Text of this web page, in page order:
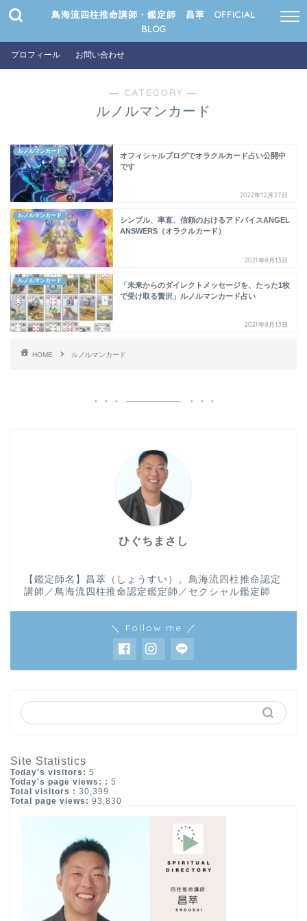
鳥海流四柱推命講師・鑑定師 昌萃 OFFICIAL
BLOG
プロフィール お問い合わせ
― CATEGORY ―
ルノルマンカード
ルノルマンカード
オフィシャルブログでオラクルカード占い公開中
です
2022年12月27日
ルノルマンカード
シンプル、率直、信頼のおけるアドバイスANGEL
ANSWERS（オラクルカード）
2021年8月13日
ルノルマンカード
「未来からのダイレクトメッセージを、たった1枚
で受け取る贅沢」ルノルマンカード占い
2021年8月13日
HOME ルノルマンカード
ひぐちまさし
【鑑定師名】昌萃（しょうすい）。鳥海流四柱推命認定
講師／鳥海流四柱推命認定鑑定師／セクシャル鑑定師
＼ Follow me ／
Site Statistics
Today's visitors: 5
Today's page views: : 5
Total visitors : 30,399
Total page views: 93,830